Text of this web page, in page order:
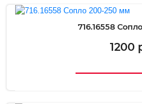
716.16558
1200